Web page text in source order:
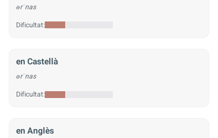
ərˈnas
Dificultat:
en Castellà
ərˈnas
Dificultat:
en Anglès